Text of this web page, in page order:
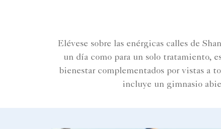
Elévese sobre las enérgicas calles de
un día como para un solo tratamiento,
bienestar complementados por vistas a
incluye un gimnasio